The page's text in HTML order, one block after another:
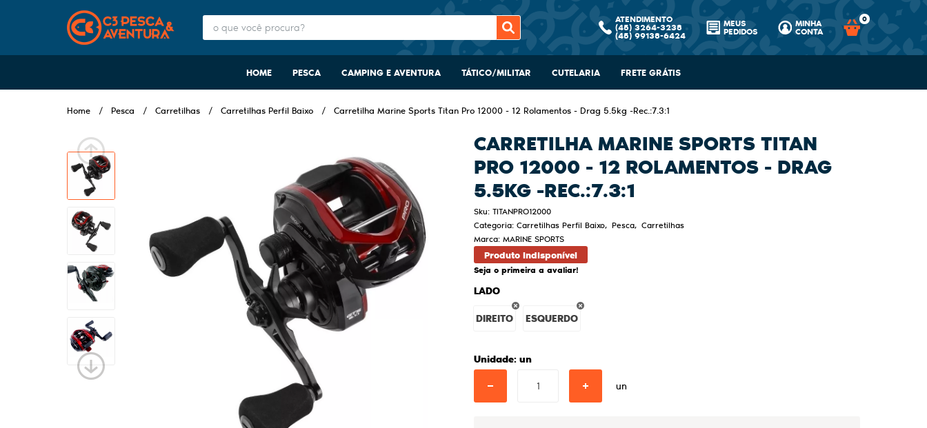
ATENDIMENTO
(45)3264-3238
(45)99138-6424
MEUS
PEDIDOS
MINHA
CONTA
0
HOME PESCA CAMPING E AVENTURA TÁTICO/MILITAR CUTELARIA FRETE GRÁTIS
Home Pesca Carretilhas Carretilhas Perfil Baixo Carretilha Marine Sports Titan Pro 12000 - 12 Rolamentos - Drag 5.5kg -Rec.:7.3:1
CARRETILHA MARINE SPORTS TITAN
PRO 12000 - 12 ROLAMENTOS - DRAG
5.5KG -REC.:7.3:1
Sku: TITANPRO12000
Categoria: Carretilhas Perfil Baixo Pesca Carretilhas
Marca: MARINE SPORTS
Produto Indisponível
Seja o primeira a avaliar!
LADO
DIREITO
ESQUERDO
Unidade: un
un